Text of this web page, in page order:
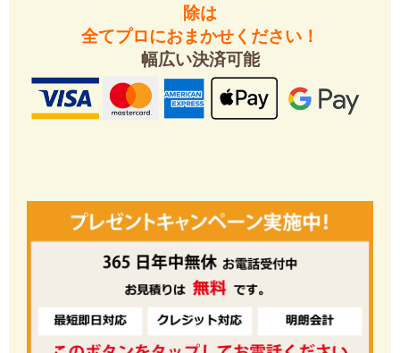
除は
全てプロにおまかせください！
幅広い決済可能